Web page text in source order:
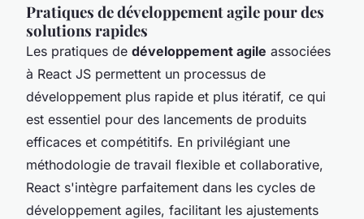
Pratiques de développement agile pour des
solutions rapides
Les pratiques de développement agile associées
à React JS permettent un processus de
développement plus rapide et plus itératif, ce qui
est essentiel pour des lancements de produits
efficaces et compétitifs. En privilégiant une
méthodologie de travail flexible et collaborative,
React s'intègre parfaitement dans les cycles de
développement agiles, facilitant les ajustements